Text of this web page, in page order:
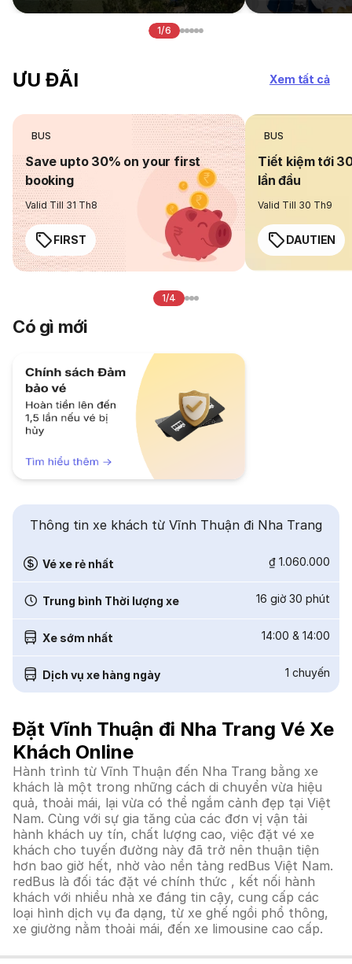
1/6
ƯU ĐÃI Xem tất cả
BUS
Save upto 30% on your first
booking
Valid Till 31 Th8
FIRST
BUS
Tiết kiệm tới
lần đầu
Valid Till 30 Th9
DAUTIEN
1/4
Có gì mới
Thông tin xe khách từ Vĩnh Thuận đi Nha Trang
Vé xe rẻ nhất ₫ 1.060.000
Trung bình Thời lượng xe 16 giờ 30 phút
Xe sớm nhất 14:00 & 14:00
Dịch vụ xe hàng ngày 1 chuyến
Đặt Vĩnh Thuận đi Nha Trang Vé Xe
Khách Online
Hành trình từ Vĩnh Thuận đến Nha Trang bằng xe
khách là một trong những cách di chuyển vừa hiệu
quả, thoải mái, lại vừa có thể ngắm cảnh đẹp tại Việt
Nam. Cùng với sự gia tăng của các đơn vị vận tải
hành khách uy tín, chất lượng cao, việc đặt vé xe
khách cho tuyến đường này đã trở nên thuận tiện
hơn bao giờ hết, nhờ vào nền tảng redBus Việt Nam.
redBus là đối tác đặt vé chính thức , kết nối hành
khách với nhiều nhà xe đáng tin cậy, cung cấp các
loại hình dịch vụ đa dạng, từ xe ghế ngồi phổ thông,
xe giường nằm thoải mái, đến xe limousine cao cấp.